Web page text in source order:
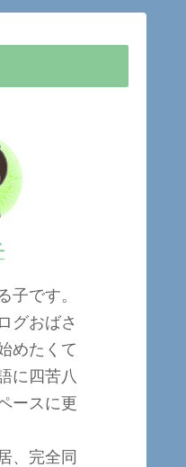
子です。
グおばさ
めたくて
に四苦八
ースに更
、完全同